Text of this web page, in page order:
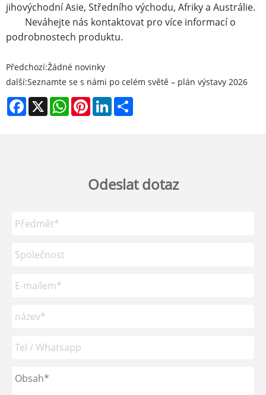
jihovýchodní Asie, Středního východu, Afriky a Austrálie.
Neváhejte nás kontaktovat pro více informací o
podrobnostech produktu.
Předchozí:Žádné novinky
další:Seznamte se s námi po celém světě – plán výstavy 2026
Facebook
X WhatsAppPinterestLinkedIn
Odeslat dotaz